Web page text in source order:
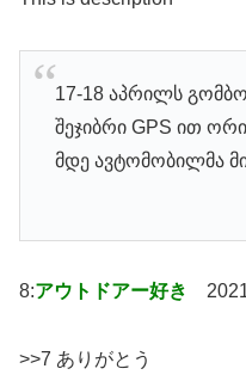
17-18 აპრილს
შეჯიბრი GPS ით
მდე ავტომობილმა
8:アウトドアー好き
>>7 ありがとう